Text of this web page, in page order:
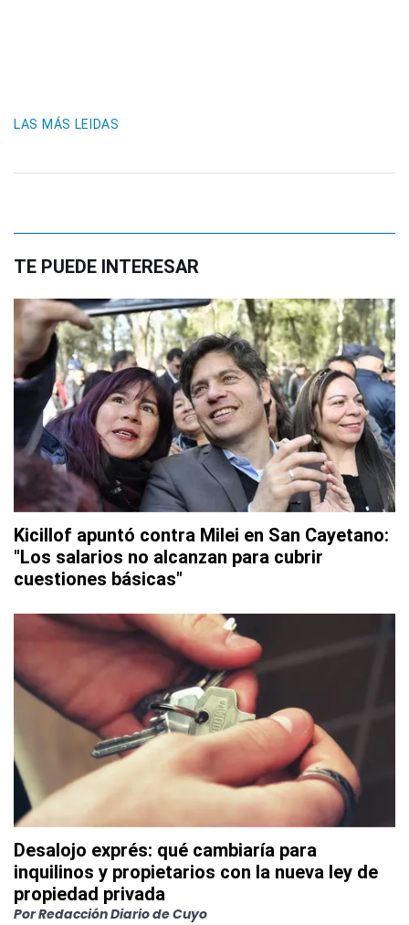
LAS MÁS LEIDAS
TE PUEDE INTERESAR
Kicillof apuntó contra Milei en San Cayetano:
"Los salarios no alcanzan para cubrir
cuestiones básicas"
Desalojo exprés: qué cambiaría para
inquilinos y propietarios con la nueva ley de
propiedad privada
PorRedacción Diario de Cuyo